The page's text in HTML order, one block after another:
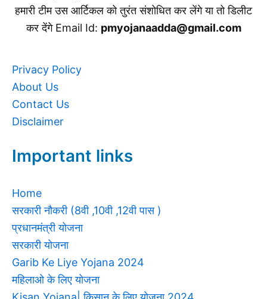
हमारी टीम उस आर्टिकल को तुरंत संशोधित कर लेंगे या तो डिलीट
कर देंगे Email Id: pmyojanaadda@gmail.com
Privacy Policy
About Us
Contact Us
Disclaimer
Important links
Home
सरकारी नौकरी (8वी ,10वी ,12वी पास )
प्रधानमंत्री योजना
सरकारी योजना
Garib Ke Liye Yojana 2024
महिलाओ के लिए योजना